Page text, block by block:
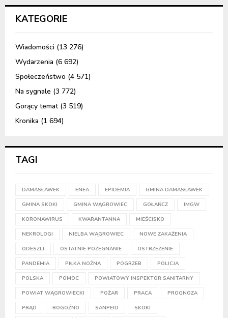
KATEGORIE
Wiadomości (13 276)
Wydarzenia (6 692)
Społeczeństwo (4 571)
Na sygnale (3 772)
Gorący temat(3 519)
Kronika (1 694)
TAGI
DAMASŁAWEK ENEA EPIDEMIA GMINA DAMASŁAWEK
GMINA SKOKI GMINA WĄGROWIEC GOŁAŃCZ IMGW
KORONAWIRUS KWARANTANNA MIEŚCISKO
NEKROLOGI NIELBA WĄGROWIEC NOWE ZAKAŻENIA
ODESZLI OSTATNIE POŻEGNANIE OSTRZEŻENIE
PANDEMIA PIŁKA NOŻNA POGRZEB POLICJA
POLSKA POMOC POWIATOWY INSPEKTOR SANITARNY
POWIAT WĄGROWIECKI POŻAR PRACA PROGNOZA
PRĄD ROGOŹNO SANPEID SKOKI